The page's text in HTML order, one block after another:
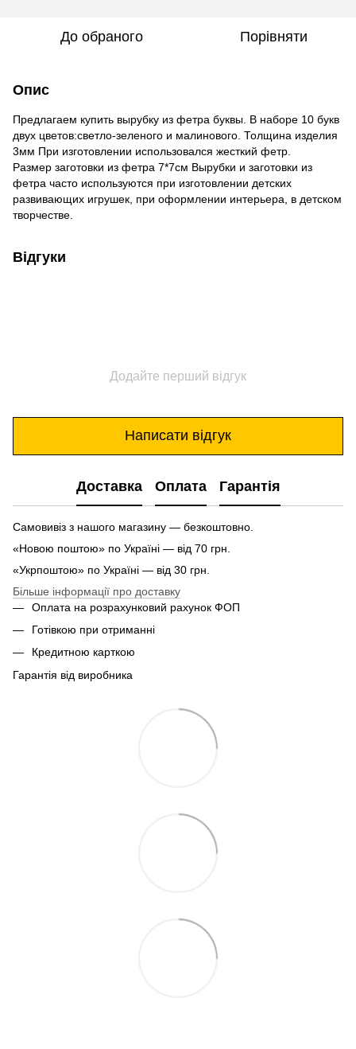
До обраного Порівняти
Опис
Предлагаем купить вырубку из фетра буквы. В наборе 10 букв
двух цветов:светло-зеленого и малинового. Толщина изделия
3мм При изготовлении использовался жесткий фетр.
Размер заготовки из фетра 7*7см Вырубки и заготовки из
фетра часто используются при изготовлении детских
развивающих игрушек, при оформлении интерьера, в детском
творчестве.
Відгуки
Додайте перший відгук
Написати відгук
Доставка Оплата Гарантія
Самовивіз з нашого магазину — безкоштовно.
«Новою поштою» по Україні — від 70 грн.
«Укрпоштою» по Україні — від 30 грн.
Більше інформації про доставку
Оплата на розрахунковий рахунок ФОП
Готівкою при отриманні
Кредитною карткою
Гарантія від виробника